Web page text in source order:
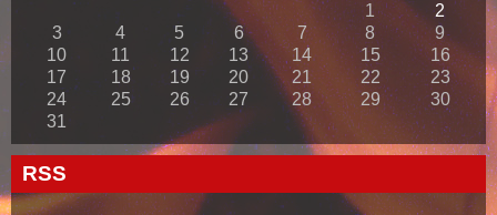
1
2
3
4 5 6 7 8
9
10
11 12 13 14 15
16
17
18 19 20 21 22
23
24
25 26 27 28 29
30
31
RSS